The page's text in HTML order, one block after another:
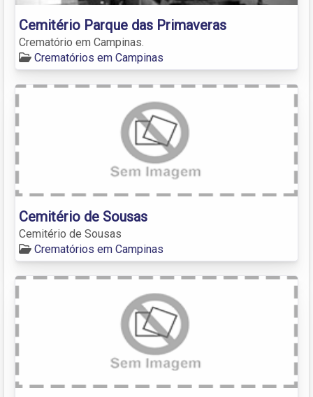
Cemitério Parque das Primaveras
Crematório em Campinas.
Crematórios em Campinas
Cemitério de Sousas
Cemitério de Sousas
Crematórios em Campinas